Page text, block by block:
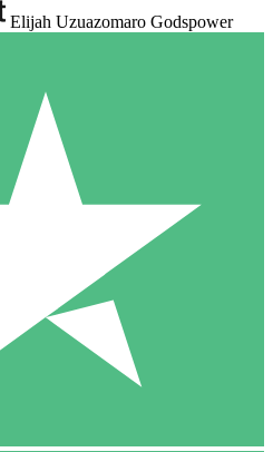
Elijah Uzuazomaro Godspower